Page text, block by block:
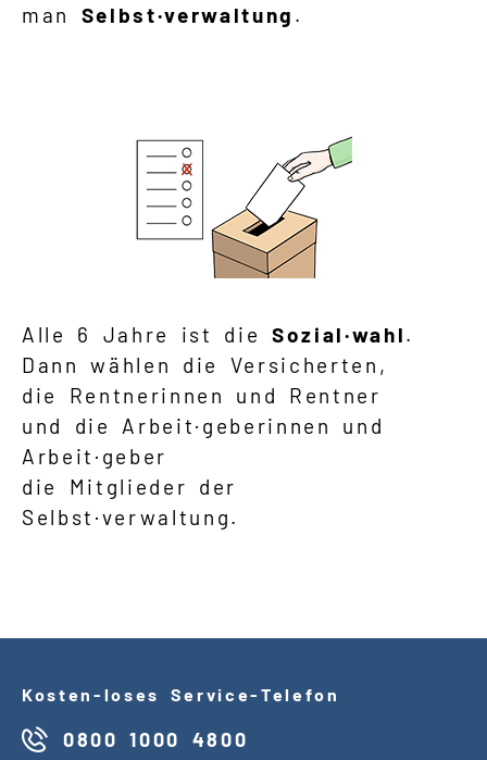
man Selbst·verwaltung .
Alle 6 Jahre ist die Sozial·wahl.
Dann wählen die Versicherten,
die Rentnerinnen und Rentner
und die Arbeit·geberinnen und
Arbeit·geber
die Mitglieder der
Selbst·verwaltung.
Kosten - loses Service-Telefon
0800 1000 4800